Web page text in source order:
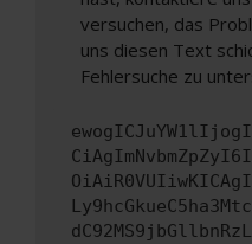
versuchen, das
uns diesen Text
Fehlersuche zu